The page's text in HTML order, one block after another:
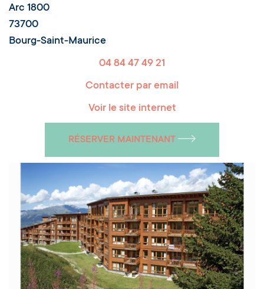
Arc 1800
73700
Bourg-Saint-Maurice
04 84 47 49 21
Contacter par email
Voir le site internet
RÉSERVER MAINTENANT